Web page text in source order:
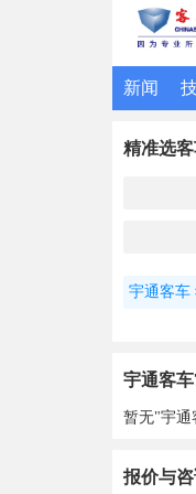
新闻
精准选
宇通客车
宇通客
暂无"宇通
报价与